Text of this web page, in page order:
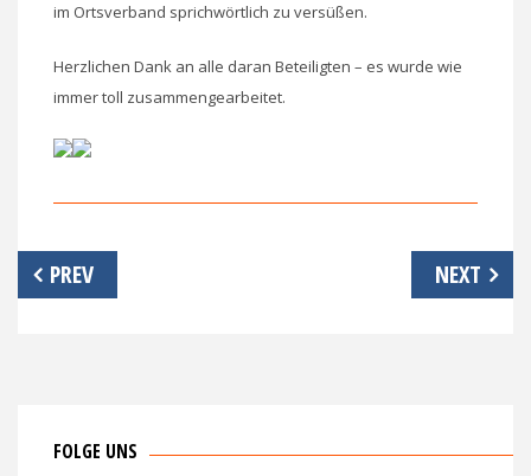
im Ortsverband sprichwörtlich zu versüßen.
Herzlichen Dank an alle daran Beteiligten – es wurde wie
immer toll zusammengearbeitet.
Beitrags-
Navigation
PREV NEXT
FOLGE UNS